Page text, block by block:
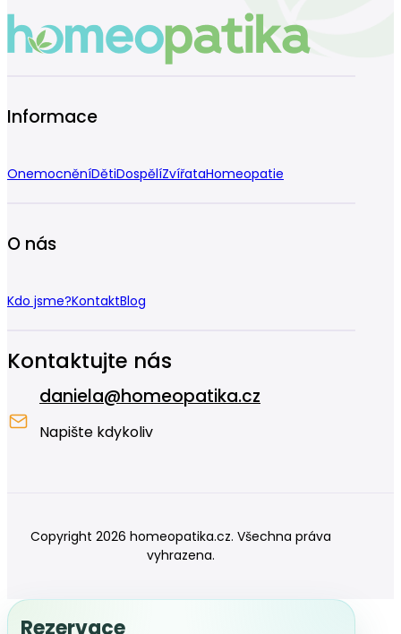
Informace
OnemocněníDětiDospělíZvířataHomeopatie
O nás
Kdo jsme?KontaktBlog
Kontaktujte nás
daniela@homeopatika.cz
Napište kdykoliv
Copyright 2026 homeopatika.cz. Všechna práva
vyhrazena.